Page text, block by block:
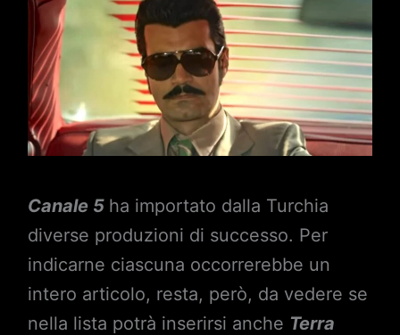
Canale 5 ha importato dalla Turchia
diverse produzioni di successo. Per
indicarne ciascuna occorrerebbe un
intero articolo, resta, però, da vedere se
nella lista potrà inserirsi anche Terra